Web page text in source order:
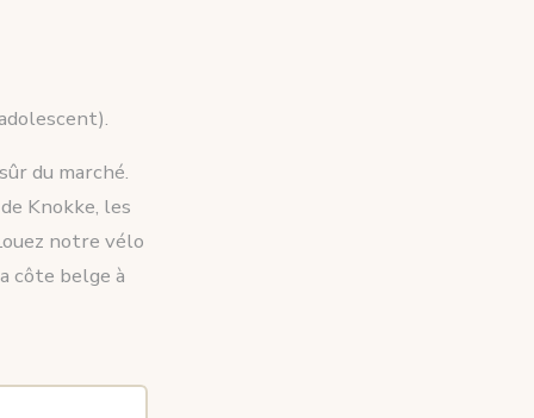
du marché.
Knokke, les
notre vélo
côte belge à